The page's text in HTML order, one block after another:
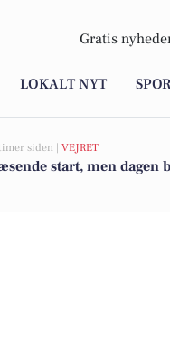
Gratis
LOKALT NYT
siden | VEJRET
start, men dagen